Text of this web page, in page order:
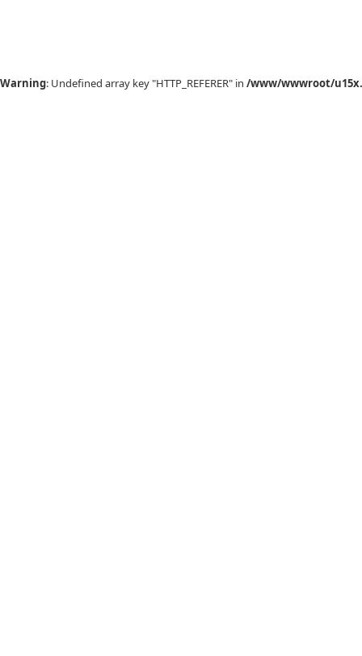
Warning: Undefined array key "HTTP_REFERER" in /www/wwwroot/